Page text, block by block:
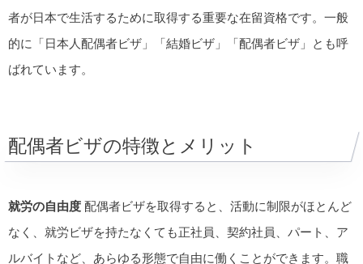
者が日本で生活するために取得する重要な在留資格です。一般
的に「日本人配偶者ビザ」「結婚ビザ」「配偶者ビザ」とも呼
ばれています。
配偶者ビザの特徴とメリット
就労の自由度 配偶者ビザを取得すると、活動に制限がほとんど
なく、就労ビザを持たなくても正社員、契約社員、パート、ア
ルバイトなど、あらゆる形態で自由に働くことができます。職